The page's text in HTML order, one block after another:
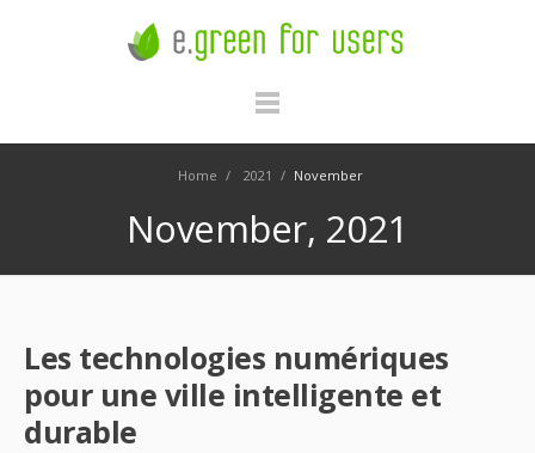
Home / 2021 / November
November, 2021
Les technologies numériques
pour une ville intelligente et
durable